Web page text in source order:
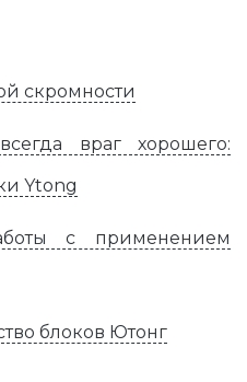
скромности
враг хорошего:
Ytong
с применением
блоков Ютонг